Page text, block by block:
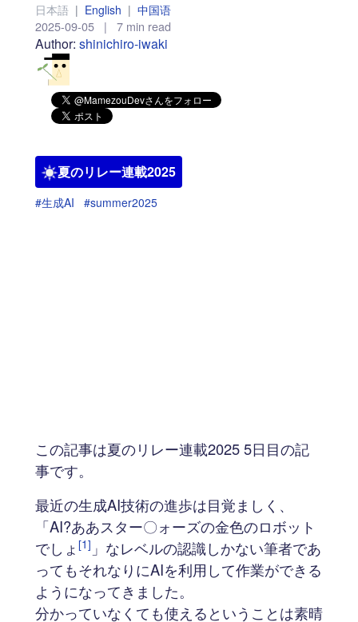
日本語 | English | 中国语
2025-09-05 | 7 min read
Author: shinichiro-iwaki
夏のリレー連載2025
#生成AI #summer2025
この記事は夏のリレー連載2025 5日目の記
事です。
最近の生成AI技術の進歩は目覚ましく、
「AI?ああスター〇ォーズの金色のロボット
でしょ [1] 」なレベルの認識しかない筆者であ
ってもそれなりにAIを利用して作業ができる
ようになってきました。
分かっていなくても使えるということは素晴